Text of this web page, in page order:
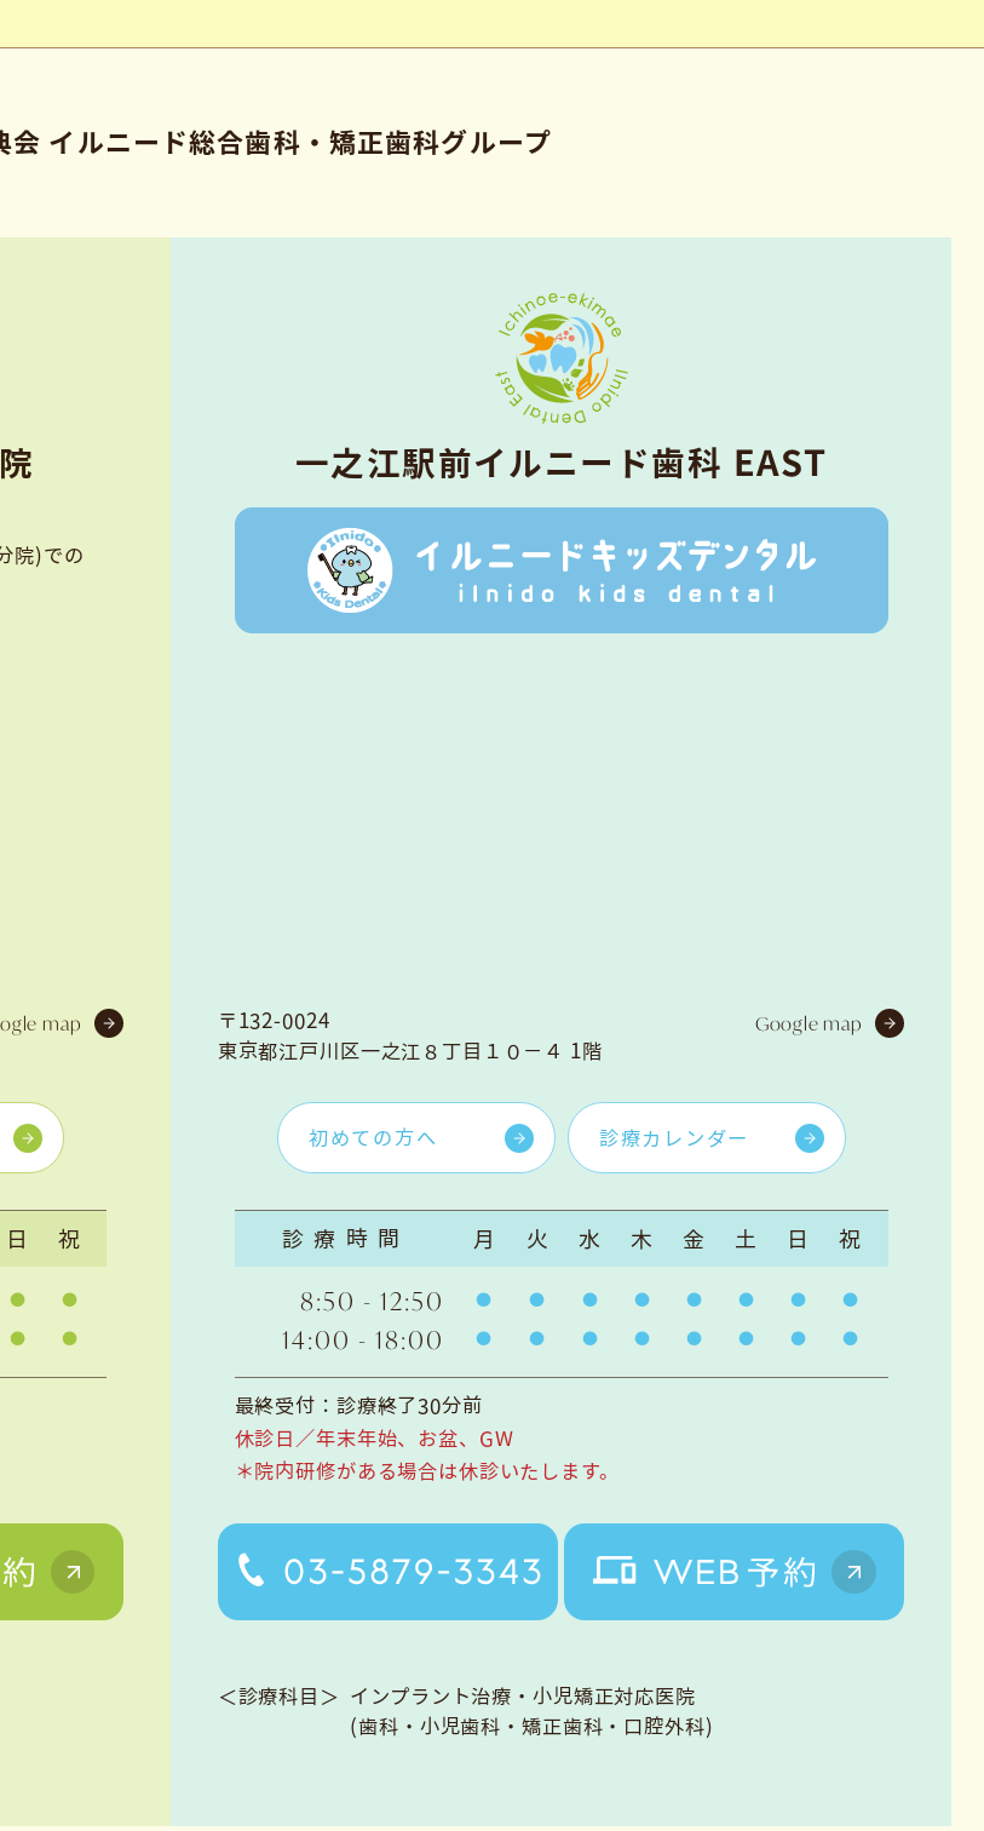
会 イルニード総合歯科・矯正歯科グループ
院)での
map
日 祝
⼀之江駅前イルニード⻭科 EAST
〒132-0024
東京都江戸川区一之江８丁目１０−４ 1階
Google map
初めての方へ 診療カレンダー
診療時間 月 火 水 木 金 土 日 祝
8:50 - 12:50
14:00 - 18:00
最終受付：診療終了30分前
休診日／年末年始、お盆、GW
＊院内研修がある場合は休診いたします。
＜診療科目＞
インプラント治療・小児矯正対応医院
(歯科・小児歯科・矯正歯科・口腔外科)